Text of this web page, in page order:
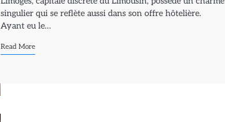
singulier qui se reflète aussi dans son offre hôtelière.
Ayant eu le…
Read More